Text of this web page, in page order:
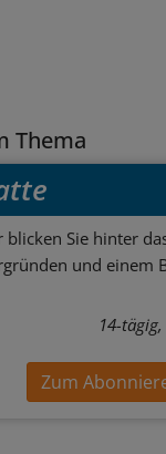
Thema
Sie hinter
und einem
14-
Zum